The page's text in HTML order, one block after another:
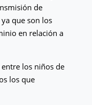
de
que son los
en relación a
los niños de
los que